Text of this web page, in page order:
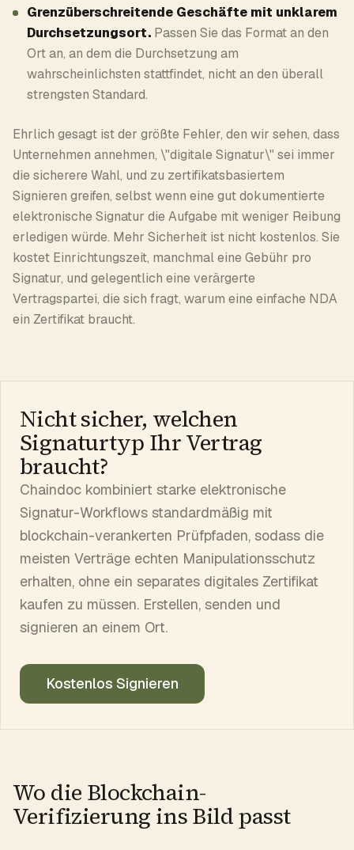
Grenzüberschreitende Geschäfte mit unklarem
Durchsetzungsort. Passen Sie das Format an den
Ort an, an dem die Durchsetzung am
wahrscheinlichsten stattfindet, nicht an den überall
strengsten Standard.
Ehrlich gesagt ist der größte Fehler, den wir sehen, dass
Unternehmen annehmen, \"digitale Signatur\" sei immer
die sicherere Wahl, und zu zertifikatsbasiertem
Signieren greifen, selbst wenn eine gut dokumentierte
elektronische Signatur die Aufgabe mit weniger Reibung
erledigen würde. Mehr Sicherheit ist nicht kostenlos. Sie
kostet Einrichtungszeit, manchmal eine Gebühr pro
Signatur, und gelegentlich eine verärgerte
Vertragspartei, die sich fragt, warum eine einfache NDA
ein Zertifikat braucht.
Nicht sicher, welchen
Signaturtyp Ihr Vertrag
braucht?
Chaindoc kombiniert starke elektronische
Signatur-Workflows standardmäßig mit
blockchain-verankerten Prüfpfaden, sodass die
meisten Verträge echten Manipulationsschutz
erhalten, ohne ein separates digitales Zertifikat
kaufen zu müssen. Erstellen, senden und
signieren an einem Ort.
Kostenlos Signieren
Wo die Blockchain-
Verifizierung ins Bild passt